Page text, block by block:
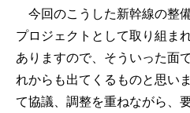
今回のこうした新幹線の整
プロジェクトとして取り組ま
ありますので、そういった面
れからも出てくるものと思い
て協議、調整を重ねながら、